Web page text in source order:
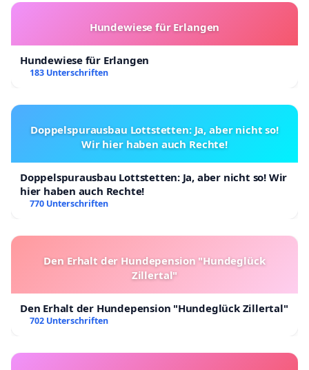
Hundewiese für Erlangen
Hundewiese für Erlangen
183 Unterschriften
Doppelspurausbau Lottstetten: Ja, aber nicht so!
Wir hier haben auch Rechte!
Doppelspurausbau Lottstetten: Ja, aber nicht so! Wir
hier haben auch Rechte!
770 Unterschriften
Den Erhalt der Hundepension "Hundeglück
Zillertal"
Den Erhalt der Hundepension "Hundeglück Zillertal"
702 Unterschriften